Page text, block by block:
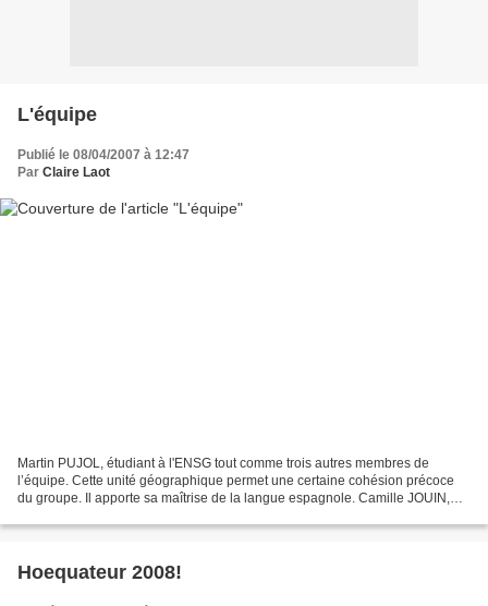
L'équipe
Publié le 08/04/2007 à 12:47
Par Claire Laot
Martin PUJOL, étudiant à l'ENSG tout comme trois autres membres de
l’équipe. Cette unité géographique permet une certaine cohésion précoce
du groupe. Il apporte sa maîtrise de la langue espagnole. Camille JOUIN,
Hoequateur 2008!